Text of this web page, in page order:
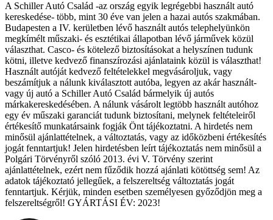
A Schiller Autó Család -az ország egyik legrégebbi használt autó
kereskedése- több, mint 30 éve van jelen a hazai autós szakmában.
Budapesten a IV. kerületben lévő használt autós telephelyünkön
megkímélt műszaki- és esztétikai állapotban lévő járművek közül
választhat. Casco- és kötelező biztosításokat a helyszínen tudunk
kötni, illetve kedvező finanszírozási ajánlataink közül is választhat!
Használt autóját kedvező feltételekkel megvásároljuk, vagy
beszámítjuk a nálunk kiválasztott autóba, legyen az akár használt-
vagy új autó a Schiller Autó Család bármelyik új autós
márkakereskedésében. A nálunk vásárolt legtöbb használt autóhoz
egy év műszaki garanciát tudunk biztosítani, melynek feltételeiről
értékesítő munkatársaink fogják Önt tájékoztatni. A hirdetés nem
minősül ajánlattételnek, a változtatás, vagy az időközbeni értékesítés
jogát fenntartjuk! Jelen hirdetésben leírt tájékoztatás nem minősül a
Polgári Törvényről szóló 2013. évi V. Törvény szerint
ajánlattételnek, ezért nem fűződik hozzá ajánlati kötöttség sem! Az
adatok tájékoztató jellegűek, a felszereltség változtatás jogát
fenntartjuk. Kérjük, minden esetben személyesen győződjön meg a
felszereltségről! GYÁRTÁSI ÉV: 2023!